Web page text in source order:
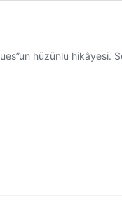
hüzünlü hikâyesi.